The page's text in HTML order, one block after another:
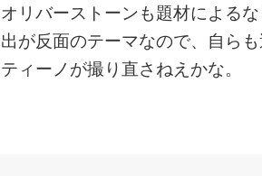
オリバーストーンも題材による
出が反面のテーマなので、自ら
ティーノが撮り直さねえかな。